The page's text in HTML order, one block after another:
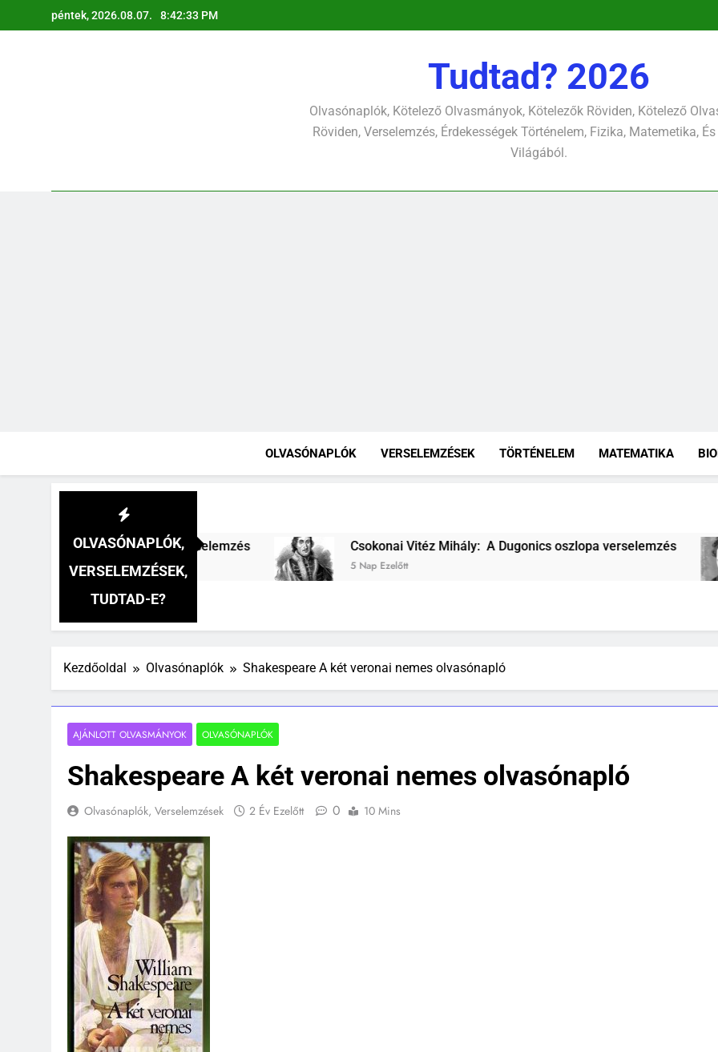
a
péntek, 2026.08.07. 8:42:34 PM
Tudtad? 2026
Olvasónaplók, Kötelező Olvasmányok, Kötelezők Röviden, Kötelező
Röviden, Verselemzés, Érdekességek Történelem, Fizika, Matemetika,
Világából.
OLVASÓNAPLÓK VERSELEMZÉSEK TÖRTÉNELEM MATEMATIKA
OLVASÓNAPLÓK,
VERSELEMZÉSEK,
TUDTAD-E?
szavai verselemzés Csokonai Vitéz Mihály: A Dugonics oszlopa verselemzés
5 Nap Ezelőtt
József
2 Hét Ezelőtt
Kezdőoldal Olvasónaplók Shakespeare A két veronai nemes olvasónapló
AJÁNLOTT OLVASMÁNYOK OLVASÓNAPLÓK
Shakespeare A két veronai nemes olvasónapló
Olvasónaplók, Verselemzések 2 Év Ezelőtt 0 10 Mins